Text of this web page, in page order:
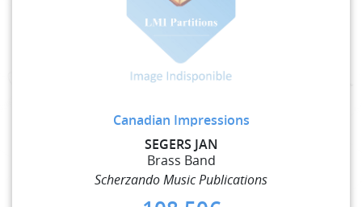
Canadian Impressions
SEGERS JAN
Brass Band
Scherzando Music Publications